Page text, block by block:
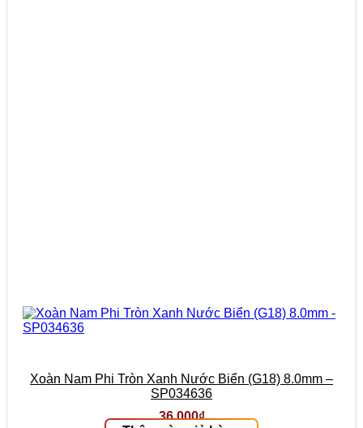
Xoàn Nam Phi Tròn Xanh Nước Biển (G18) 8.0mm –
SP034636
36.000₫